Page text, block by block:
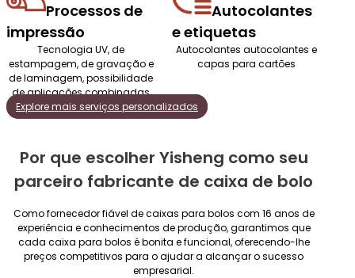
Processos de
impressão
Tecnologia UV, de
estampagem, de gravação e
de laminagem, possibilidade
de aplicações combinadas
Autocolantes
e etiquetas
Autocolantes autocolantes e
capas para cartões
Explore mais serviços personalizados
Por que escolher Yisheng como seu
parceiro fabricante de caixa de bolo
Como fornecedor fiável de caixas para bolos com 16 anos de
experiência e conhecimentos de produção, garantimos que
cada caixa para bolos é bonita e funcional, oferecendo-lhe
preços competitivos para o ajudar a alcançar o sucesso
empresarial.